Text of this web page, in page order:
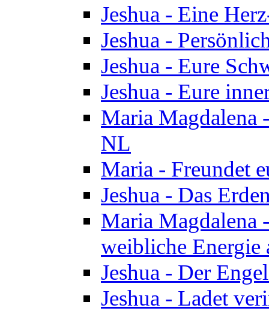
Jeshua - Eine
Jeshua -
Jeshua - Eure
Jeshua - Eure
Maria Magdalena
NL
Maria - Freundet
Jeshua - Das
Maria Magdalena
weibliche Energie
Jeshua - Der
Jeshua - Ladet